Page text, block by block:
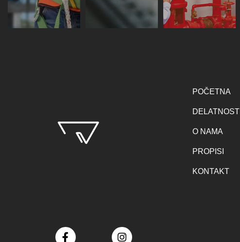
POČETNA
DELATNOSTI
O NAMA
PROPISI
KONTAKT